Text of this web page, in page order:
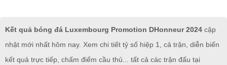
Kết quả bóng đá Luxembourg Promotion DHonneur 2024 cập
nhật mới nhất hôm nay. Xem chi tiết tỷ số hiệp 1, cả trận, diễn biến
kết quả trực tiếp, chấm điểm cầu thủ... tất cả các trận đấu tại